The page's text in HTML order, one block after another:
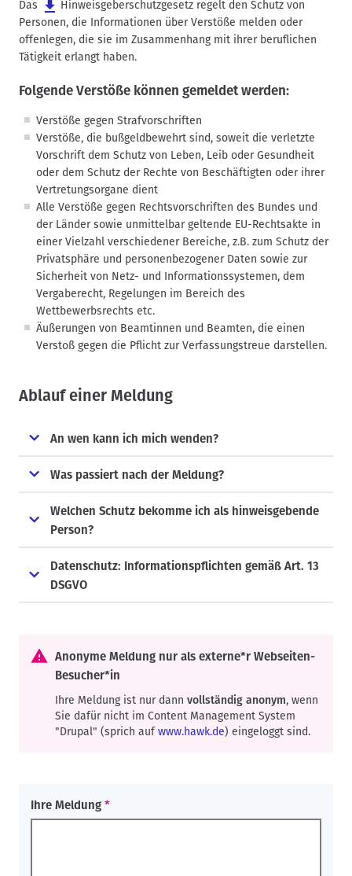
Das Hinweisgeberschutzgesetz regelt den Schutz von
Personen, die Informationen über Verstöße melden oder
offenlegen, die sie im Zusammenhang mit ihrer beruflichen
Tätigkeit erlangt haben.
Folgende Verstöße können gemeldet werden:
Verstöße gegen Strafvorschriften
Verstöße, die bußgeldbewehrt sind, soweit die verletzte
Vorschrift dem Schutz von Leben, Leib oder Gesundheit
oder dem Schutz der Rechte von Beschäftigten oder ihrer
Vertretungsorgane dient
Alle Verstöße gegen Rechtsvorschriften des Bundes und
der Länder sowie unmittelbar geltende EU-Rechtsakte in
einer Vielzahl verschiedener Bereiche, z.B. zum Schutz der
Privatsphäre und personenbezogener Daten sowie zur
Sicherheit von Netz- und Informationssystemen, dem
Vergaberecht, Regelungen im Bereich des
Wettbewerbsrechts etc.
Äußerungen von Beamtinnen und Beamten, die einen
Verstoß gegen die Pflicht zur Verfassungstreue darstellen.
Ablauf einer Meldung
An wen kann ich mich wenden?
Was passiert nach der Meldung?
Welchen Schutz bekomme ich als hinweisgebende
Person?
Datenschutz: Informationspflichten gemäß Art. 13
DSGVO
Anonyme Meldung nur als externe*r Webseiten-
Besucher*in
Ihre Meldung ist nur dann vollständig anonym, wenn
Sie dafür nicht im Content Management System
"Drupal" (sprich aufwww.hawk.de) eingeloggt sind.
Ihre Meldung